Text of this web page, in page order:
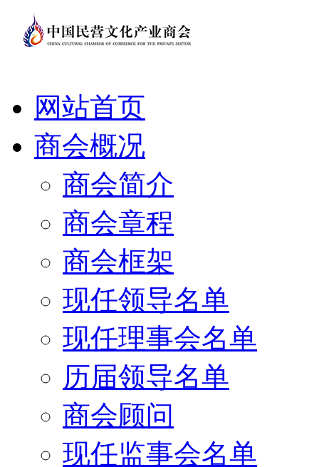
网站首页
商会概况
商会简介
商会章程
商会框架
现任领导名单
现任理事会名单
历届领导名单
商会顾问
现任监事会名单